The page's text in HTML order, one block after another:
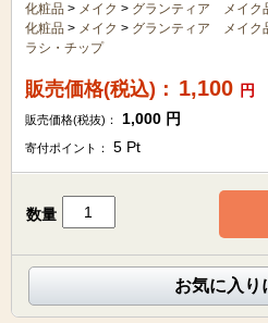
化粧品 > メイク > グランティア メイク
化粧品 > メイク > グランティア メイク
ラシ・チップ
販売価格(税込)： 1,100 円
販売価格(税抜)： 1,000 円
寄付ポイント： 5 Pt
数量
お気に入り